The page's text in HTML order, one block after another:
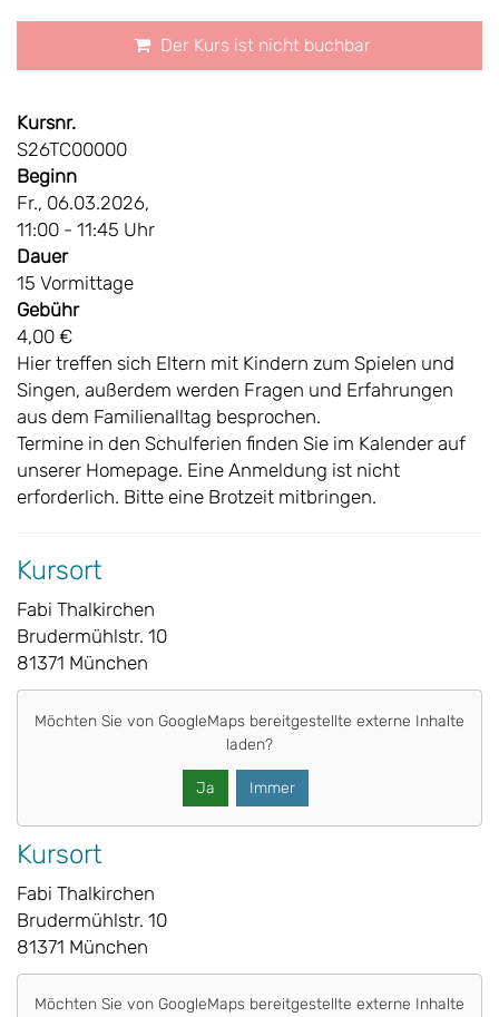
Der Kurs ist nicht buchbar
Kursnr.
S26TC00000
Beginn
Fr., 06.03.2026,
11:00 - 11:45 Uhr
Dauer
15 Vormittage
Gebühr
4,00 €
Hier treffen sich Eltern mit Kindern zum Spielen und
Singen, außerdem werden Fragen und Erfahrungen
aus dem Familienalltag besprochen.
Termine in den Schulferien finden Sie im Kalender auf
unserer Homepage. Eine Anmeldung ist nicht
erforderlich. Bitte eine Brotzeit mitbringen.
Kursort
Fabi Thalkirchen
Brudermühlstr. 10
81371 München
Möchten Sie von GoogleMaps bereitgestellte externe Inhalte
laden?
Ja Immer
Kursort
Fabi Thalkirchen
Brudermühlstr. 10
81371 München
Möchten Sie von GoogleMaps bereitgestellte externe Inhalte